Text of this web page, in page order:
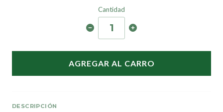
Cantidad
AGREGAR AL CARRO
DESCRIPCIÓN